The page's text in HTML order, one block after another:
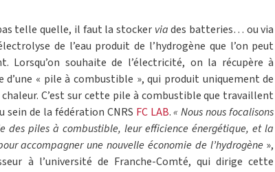
telle quelle, il faut la stocker viades batteries… ou via
de l’eau produit de l’hydrogène que l’on peut
Lorsqu’on souhaite de l’électricité, on la récupère à
d’une « pile à combustible », qui produit uniquement de
chaleur. C’est sur cette pile à combustible que travaillent
de la fédération CNRS FC LAB.« Nous nous focalisons
des piles à combustible, leur efficience énergétique, et la
accompagner une nouvelle économie de l’hydrogène»,
à l’université de Franche-Comté, qui dirige cette